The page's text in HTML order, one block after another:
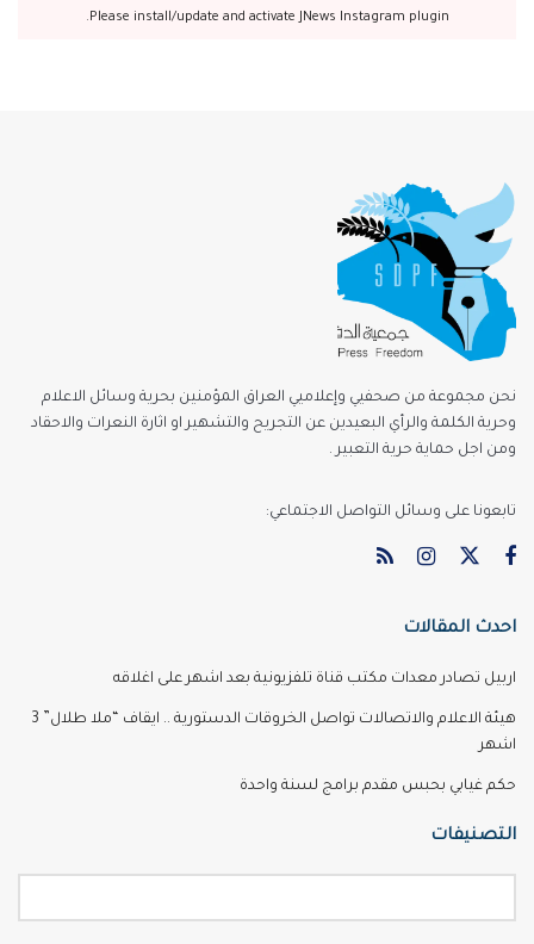
Please install/update and activate JNews Instagram plugin.
نحن مجموعة من صحفيي وإعلاميي العراق المؤمنين بحرية وسائل الاعلام
وحرية الكلمة والرأي البعيدين عن التجريح والتشهير او اثارة النعرات والاحقاد
ومن اجل حماية حرية التعبير .
تابعونا على وسائل التواصل الاجتماعي:
احدث المقالات
اربيل تصادر معدات مكتب قناة تلفزيونية بعد اشهر على اغلاقه
هيئة الاعلام والاتصالات تواصل الخروقات الدستورية .. ايقاف “ملا طلال” 3
اشهر
حكم غيابي بحبس مقدم برامج لسنة واحدة
التصنيفات